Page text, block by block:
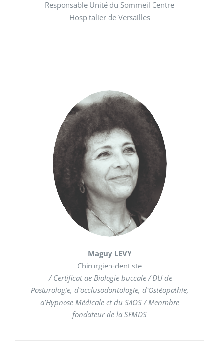
Responsable Unité du Sommeil Centre
Hospitalier de Versailles
Maguy LEVY
Chirurgien-dentiste
/ Certificat de Biologie buccale / DU de
Posturologie, d’occlusodontologie, d’Ostéopathie,
d’Hypnose Médicale et du SAOS / Menmbre
fondateur de la SFMDS